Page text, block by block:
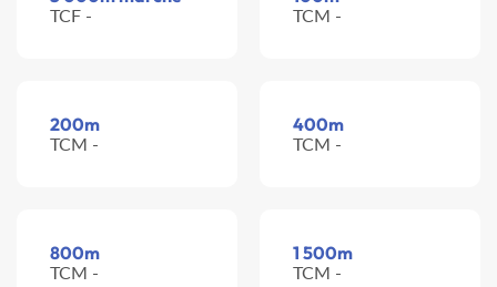
TCF - TCM -
200m
TCM -
400m
TCM -
800m
TCM -
1 500m
TCM -